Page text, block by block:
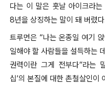
다는 이 말은 훗날 아이크라는
8년을 상징하는 말이 돼 버렸
트루먼은 “나는 온종일 여기
일해야 할 사람들을 설득하는
권력이란 그게 전부다”라는
십’의 본질에 대한 촌철살인이